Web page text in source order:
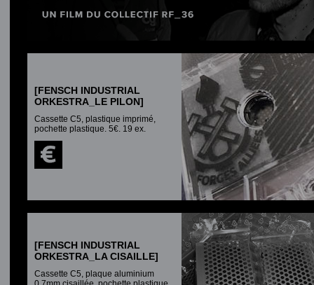
[FENSCH INDUSTRIAL
ORKESTRA_LE PILON]
Cassette C5, plastique imprimé,
pochette plastique. 5€. 19 ex.
[FENSCH INDUSTRIAL
ORKESTRA_LA CISAILLE]
Cassette C5, plaque aluminium